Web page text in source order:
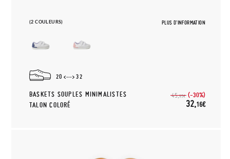
(2 COULEURS) PLUS D'INFORMATION
20 32
BASKETS SOUPLES MINIMALISTES
TALON COLORÉ
45,95€ (-30%)
32,16€